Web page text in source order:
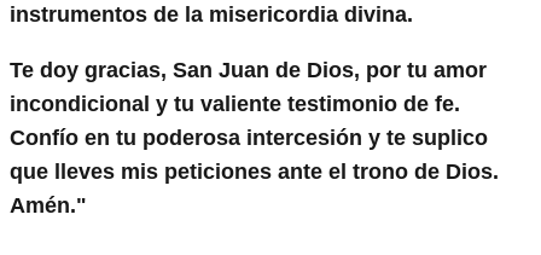
instrumentos de la misericordia divina.
Te doy gracias, San Juan de Dios, por tu amor
incondicional y tu valiente testimonio de fe.
Confío en tu poderosa intercesión y te suplico
que lleves mis peticiones ante el trono de Dios.
Amén."